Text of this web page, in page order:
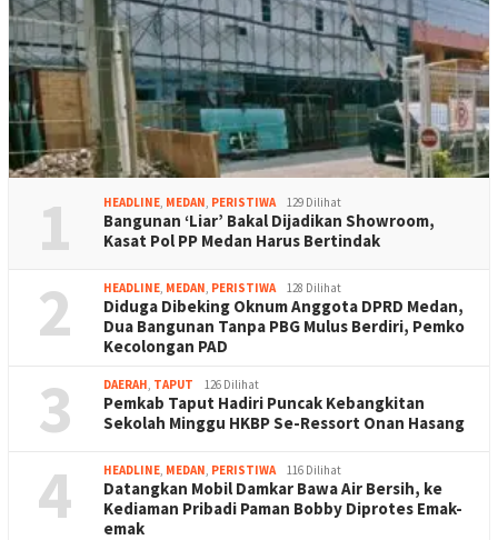
1 HEADLINE, MEDAN, PERISTIWA 129 Dilihat
Bangunan ‘Liar’ Bakal Dijadikan Showroom,
Kasat Pol PP Medan Harus Bertindak
2 HEADLINE, MEDAN, PERISTIWA 128 Dilihat
Diduga Dibeking Oknum Anggota DPRD Medan,
Dua Bangunan Tanpa PBG Mulus Berdiri, Pemko
Kecolongan PAD
3 DAERAH, TAPUT 126 Dilihat
Pemkab Taput Hadiri Puncak Kebangkitan
Sekolah Minggu HKBP Se-Ressort Onan Hasang
4 HEADLINE, MEDAN, PERISTIWA 116 Dilihat
Datangkan Mobil Damkar Bawa Air Bersih, ke
Kediaman Pribadi Paman Bobby Diprotes Emak-
emak